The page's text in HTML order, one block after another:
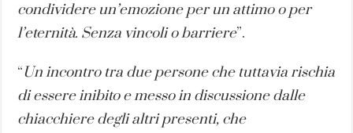
condividere un’emozione per un attimo o per
l’eternità. Senza vincoli o barriere”.
“Un incontro tra due persone che tuttavia rischia
di essere inibito e messo in discussione dalle
chiacchiere degli altri presenti, che